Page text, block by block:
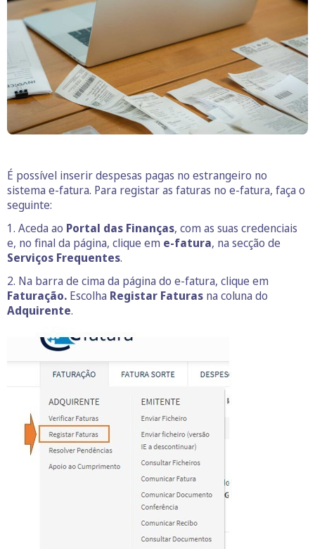
É possível inserir despesas pagas no estrangeiro no
sistema e-fatura. Para registar as faturas no e-fatura, faça o
seguinte:
1. Aceda ao Portal das Finanças, com as suas credenciais
e, no final da página, clique em e-fatura, na secção de
Serviços Frequentes.
2. Na barra de cima da página do e-fatura, clique em
Faturação. Escolha Registar Faturas na coluna do
Adquirente.